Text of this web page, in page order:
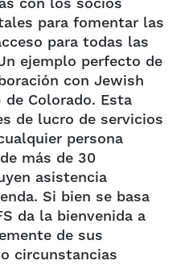
para fomentar las
para todas las
ejemplo perfecto de
con Jewish
de Colorado. Esta
de lucro de servicios
persona
más de 30
asistencia
Si bien se basa
da la bienvenida a
de sus
circunstancias